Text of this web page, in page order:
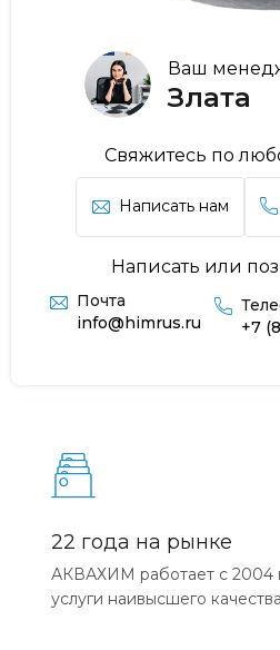
Ваш
Злата
Свяжитесь по
Написать нам
Написать или
Почта
info@himrus.ru
+7
22 года на рынке
АКВАХИМ работает с 2004
услуги наивысшего качества